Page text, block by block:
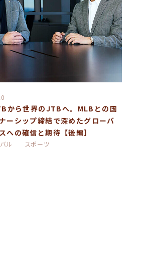
から世界のJTBへ。MLBとの国
ーシップ締結で深めたグローバ
への確信と期待【後編】
ル スポーツ